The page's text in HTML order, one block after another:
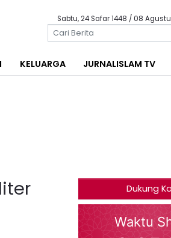
Sabtu, 24 Safar 1448 / 08
KELUARGA JURNALISLAM TV
Dukung